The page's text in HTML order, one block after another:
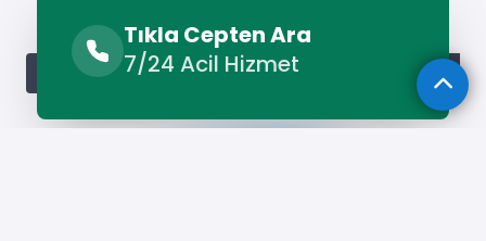
Tıkla Cepten Ara
7/24 Acil Hizmet
Benzer Hizmetler
Susurluk Boyacı Susurluk Fayans Ustası Susurluk